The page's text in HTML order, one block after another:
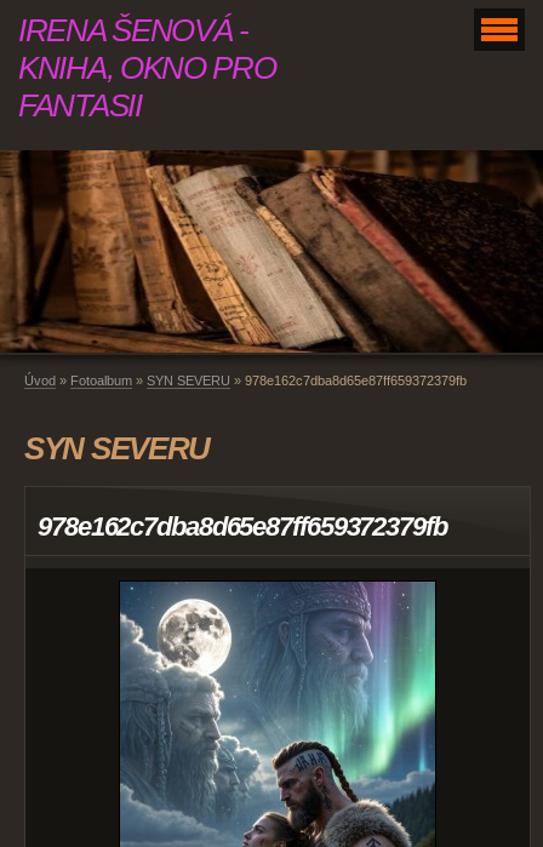
IRENA ŠENOVÁ -
KNIHA, OKNO PRO
FANTASII
Úvod » Fotoalbum » SYN SEVERU » 978e162c7dba8d65e87ff659372379fb
SYN SEVERU
978e162c7dba8d65e87ff659372379fb